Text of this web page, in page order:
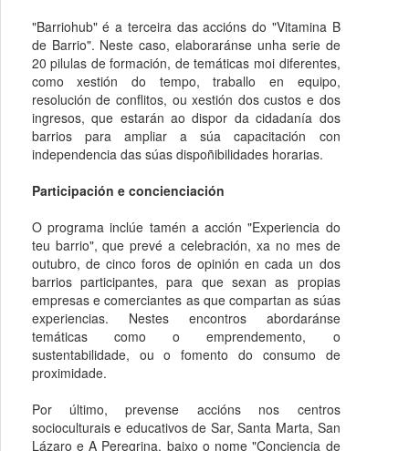
"Barriohub" é a terceira das accións do "Vitamina B
de Barrio". Neste caso, elaboraránse unha serie de
20 pilulas de formación, de temáticas moi diferentes,
como xestión do tempo, traballo en equipo,
resolución de conflitos, ou xestión dos custos e dos
ingresos, que estarán ao dispor da cidadanía dos
barrios para ampliar a súa capacitación con
independencia das súas dispoñibilidades horarias.
Participación e concienciación
O programa inclúe tamén a acción "Experiencia do
teu barrio", que prevé a celebración, xa no mes de
outubro, de cinco foros de opinión en cada un dos
barrios participantes, para que sexan as propias
empresas e comerciantes as que compartan as súas
experiencias. Nestes encontros abordaránse
temáticas como o emprendemento, o
sustentabilidade, ou o fomento do consumo de
proximidade.
Por último, prevense accións nos centros
socioculturais e educativos de Sar, Santa Marta, San
Lázaro e A Peregrina, baixo o nome "Conciencia de